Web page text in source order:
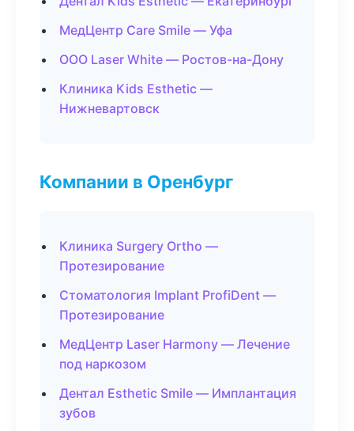
МедЦентр Care Smile — Уфа
ООО Laser White — Ростов-на-Дону
Клиника Kids Esthetic —
Нижневартовск
Компании в Оренбург
Клиника Surgery Ortho —
Протезирование
Стоматология Implant ProfiDent —
Протезирование
МедЦентр Laser Harmony — Лечение
под наркозом
Дентал Esthetic Smile — Имплантация
зубов